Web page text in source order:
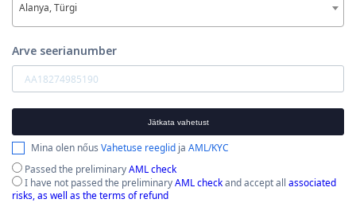
Alanya, Türgi
Arve seerianumber
Jätkata vahetust
Mina olen nőus Vahetuse reeglid ja AML/KYC
Passed the preliminaryAML check
I have not passed the preliminaryAML checkand accept all associated
risks, as well as the terms of refund